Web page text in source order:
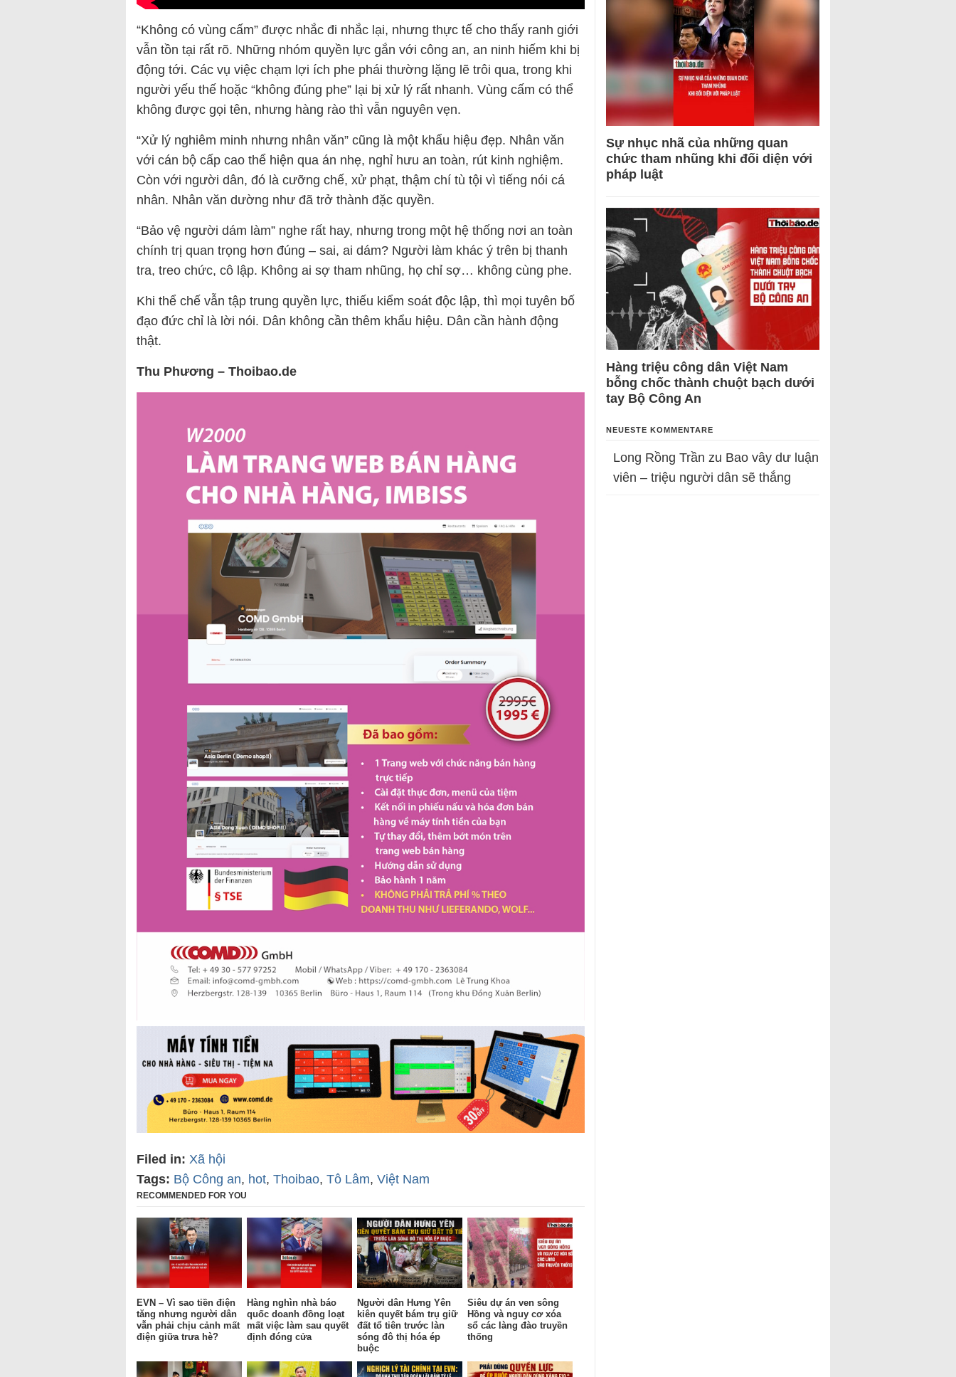
“Không có vùng cấm” được nhắc đi nhắc lại, nhưng thực tế cho thấy ranh giới
vẫn tồn tại rất rõ. Những nhóm quyền lực gắn với công an, an ninh hiếm khi bị
động tới. Các vụ việc chạm lợi ích phe phái thường lặng lẽ trôi qua, trong khi
người yếu thế hoặc “không đúng phe” lại bị xử lý rất nhanh. Vùng cấm có thể
không được gọi tên, nhưng hàng rào thì vẫn nguyên vẹn.
“Xử lý nghiêm minh nhưng nhân văn” cũng là một khẩu hiệu đẹp. Nhân văn
với cán bộ cấp cao thể hiện qua án nhẹ, nghỉ hưu an toàn, rút kinh nghiệm.
Còn với người dân, đó là cưỡng chế, xử phạt, thậm chí tù tội vì tiếng nói cá
nhân. Nhân văn dường như đã trở thành đặc quyền.
“Bảo vệ người dám làm” nghe rất hay, nhưng trong một hệ thống nơi an toàn
chính trị quan trọng hơn đúng – sai, ai dám? Người làm khác ý trên bị thanh
tra, treo chức, cô lập. Không ai sợ tham nhũng, họ chỉ sợ… không cùng phe.
Khi thể chế vẫn tập trung quyền lực, thiếu kiểm soát độc lập, thì mọi tuyên bố
đạo đức chỉ là lời nói. Dân không cần thêm khẩu hiệu. Dân cần hành động
thật.
Thu Phương – Thoibao.de
Filed in: Xã hội
Tags: Bộ Công an, hot, Thoibao, Tô Lâm, Việt Nam
RECOMMENDED FOR YOU
EVN – Vì sao tiền điện
tăng nhưng người dân
vẫn phải chịu cảnh mất
điện giữa trưa hè?
Hàng nghìn nhà báo
quốc doanh đồng loạt
mất việc làm sau quyết
định đóng cửa
Người dân Hưng Yên
kiên quyết bám trụ giữ
đất tổ tiên trước làn
sóng đô thị hóa ép
buộc
Siêu dự án ven sông
Hồng và nguy cơ xóa
sổ các làng đào truyền
thống
Sự nhục nhã của những quan
chức tham nhũng khi đối diện với
pháp luật
Hàng triệu công dân Việt Nam
bỗng chốc thành chuột bạch dưới
tay Bộ Công An
NEUESTE KOMMENTARE
Long Rồng Trần zu Bao vây dư luận
viên – triệu người dân sẽ thắng